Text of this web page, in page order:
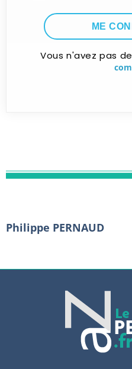
Vous n'avez pas
Philippe PERNAUD